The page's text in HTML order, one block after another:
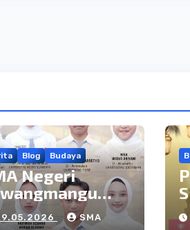
Blog Budaya
Negeri
Prestasi
SMA